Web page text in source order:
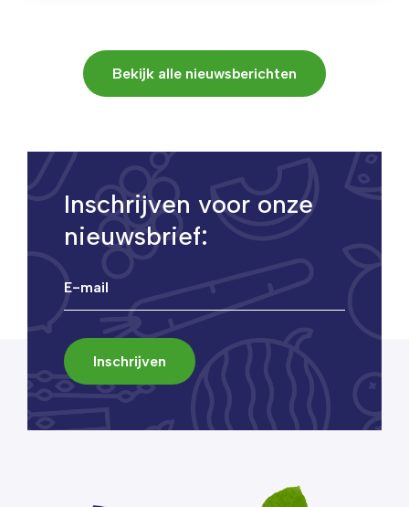
Bekijk alle nieuwsberichten
Inschrijven voor onze
nieuwsbrief: